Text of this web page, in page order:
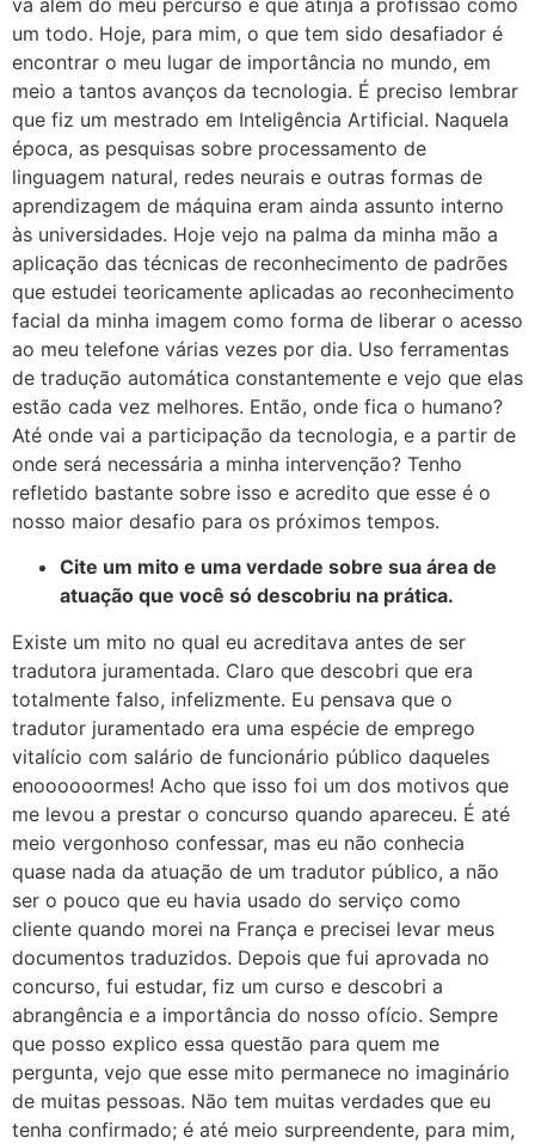
um todo. Hoje, para mim, o que tem sido desafiador é
encontrar o meu lugar de importância no mundo, em
meio a tantos avanços da tecnologia. É preciso lembrar
que fiz um mestrado em Inteligência Artificial. Naquela
época, as pesquisas sobre processamento de
linguagem natural, redes neurais e outras formas de
aprendizagem de máquina eram ainda assunto interno
às universidades. Hoje vejo na palma da minha mão a
aplicação das técnicas de reconhecimento de padrões
que estudei teoricamente aplicadas ao reconhecimento
facial da minha imagem como forma de liberar o acesso
ao meu telefone várias vezes por dia. Uso ferramentas
de tradução automática constantemente e vejo que elas
estão cada vez melhores. Então, onde fica o humano?
Até onde vai a participação da tecnologia, e a partir de
onde será necessária a minha intervenção? Tenho
refletido bastante sobre isso e acredito que esse é o
nosso maior desafio para os próximos tempos.
Cite um mito e uma verdade sobre sua área de
atuação que você só descobriu na prática.
Existe um mito no qual eu acreditava antes de ser
tradutora juramentada. Claro que descobri que era
totalmente falso, infelizmente. Eu pensava que o
tradutor juramentado era uma espécie de emprego
vitalício com salário de funcionário público daqueles
enoooooormes! Acho que isso foi um dos motivos que
me levou a prestar o concurso quando apareceu. É até
meio vergonhoso confessar, mas eu não conhecia
quase nada da atuação de um tradutor público, a não
ser o pouco que eu havia usado do serviço como
cliente quando morei na França e precisei levar meus
documentos traduzidos. Depois que fui aprovada no
concurso, fui estudar, fiz um curso e descobri a
abrangência e a importância do nosso ofício. Sempre
que posso explico essa questão para quem me
pergunta, vejo que esse mito permanece no imaginário
de muitas pessoas. Não tem muitas verdades que eu
tenha confirmado; é até meio surpreendente, para mim,